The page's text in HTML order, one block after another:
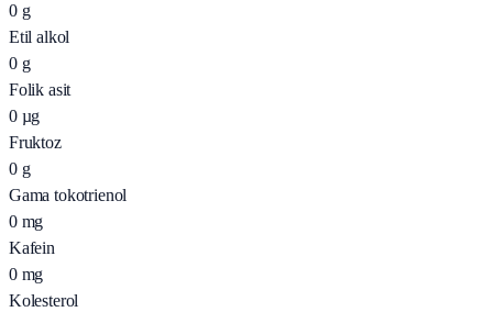
0 g
Etil alkol
0 g
Folik asit
0 µg
Fruktoz
0 g
Gama tokotrienol
0 mg
Kafein
0 mg
Kolesterol